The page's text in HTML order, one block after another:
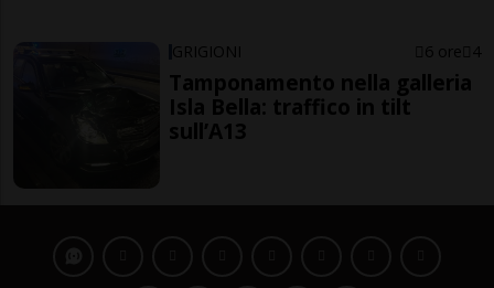
GRIGIONI 6 ore 4
Tamponamento nella galleria
Isla Bella: traffico in tilt
sull’A13